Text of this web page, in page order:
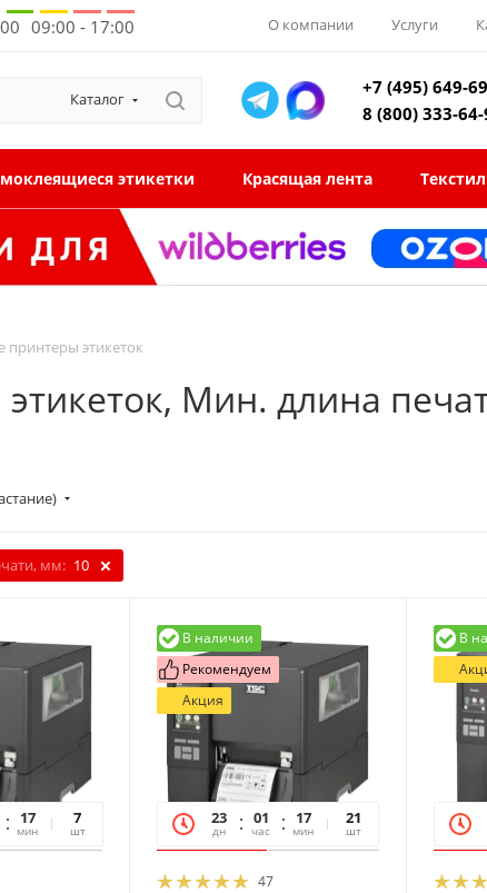
09:00 - 17:00 О компании Услуги
Каталог
+7 (495) 649-
8 (800) 333-
этикетки Красящая лента
этикеток
Мин. длина
мм: 10
17
мин
06
сек
7
шт
В наличии
Рекомендуем
Акция
23
дн
01
час
17
мин
06
сек
21
шт
47
В